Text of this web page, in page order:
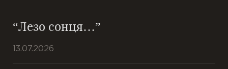
“Лезо сонця…”
13.07.2026